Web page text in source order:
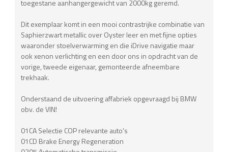
toegestane aanhangergewicht van 2000kg geremd.
Dit exemplaar komt in een mooi contrastrijke combinatie van
Saphierzwart metallic over Oyster leer en met fijne opties
waaronder stoelverwarming en die iDrive navigatie maar
ook xenon verlichting en een door ons in opdracht van de
vorige, tweede eigenaar, gemonteerde afneembare
trekhaak.
Onderstaand de uitvoering affabriek opgevraagd bij BMW
obv. de VIN!
01CA Selectie COP relevante auto's
01CD Brake Energy Regeneration